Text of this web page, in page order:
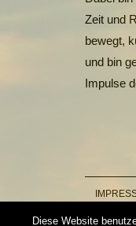
Zeit und
bewegt,
und bin
Impulse
Diese Website